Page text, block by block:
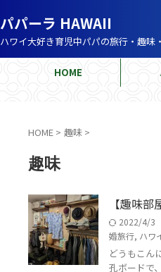
パパーラ HAWAII
ハワイ大好き育児中パパの旅行・趣味
HOME
HOME > 趣味 >
趣味
【趣味
2022/4/3
婚旅行, ハワ
どうもこん
孔ボードで